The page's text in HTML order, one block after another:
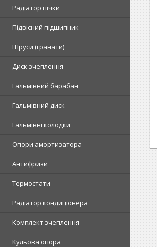
Радіатор пічки
Підвісний підшипник
Шруси (гранати)
Диск зчеплення
Гальмівний барабан
Гальмівний диск
Гальмівні колодки
Опори амортизатора
Антифризи
Термостати
Радіатор кондиціонера
Комплект зчеплення
Кульова опора